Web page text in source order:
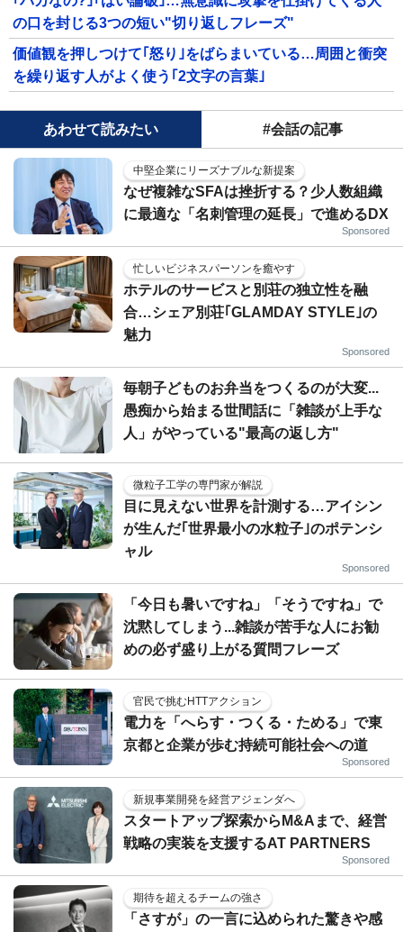
の口を封じる3つの短い"切り返しフレーズ"
価値観を押しつけて｢怒り｣をばらまいている…周囲と衝突
を繰り返す人がよく使う｢2文字の言葉｣
あわせて読みたい #会話の記事
中堅企業にリーズナブルな新提案
なぜ複雑なSFAは挫折する？少人数組織
に最適な「名刺管理の延長」で進めるDX
Sponsored
忙しいビジネスパーソンを癒やす
ホテルのサービスと別荘の独立性を融
合…シェア別荘｢GLAMDAY STYLE｣の
魅力
Sponsored
毎朝子どものお弁当をつくるのが大変...
愚痴から始まる世間話に「雑談が上手な
人」がやっている"最高の返し方"
微粒子工学の専門家が解説
目に見えない世界を計測する…アイシン
が生んだ｢世界最小の水粒子｣のポテンシ
ャル
Sponsored
「今日も暑いですね」「そうですね」で
沈黙してしまう...雑談が苦手な人にお勧
めの必ず盛り上がる質問フレーズ
官民で挑むHTTアクション
電力を「へらす・つくる・ためる」で東
京都と企業が歩む持続可能社会への道
Sponsored
新規事業開発を経営アジェンダへ
スタートアップ探索からM&Aまで、経営
戦略の実装を支援するAT PARTNERS
Sponsored
期待を超えるチームの強さ
「さすが」の一言に込められた驚きや感